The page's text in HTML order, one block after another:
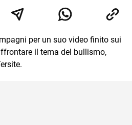
gli studenti di ogni ordine e grado
non solo giovani studenti, ma
di approfondimento e infografiche.
e realizzata da docenti esperti
che trattano tutti gli argomenti
per un suo video finito sui
il tema del bullismo,